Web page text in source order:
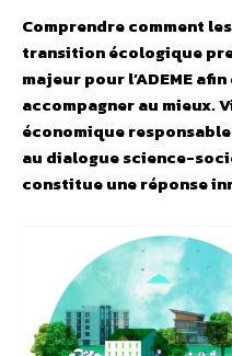
Comprendre comment
transition écologique
majeur pour l’ADEME
accompagner au mieux.
économique
au dialogue science-
constitue une réponse